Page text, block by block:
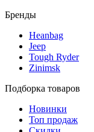
Бренды
Heanbag
Jeep
Tough Ryder
Zinimsk
Подборка товаров
Новинки
Топ продаж